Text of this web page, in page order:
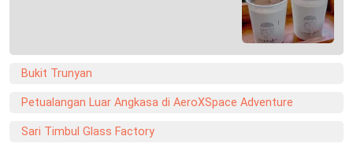
Bukit Trunyan
Petualangan Luar Angkasa di AeroXSpace Adventure
Sari Timbul Glass Factory